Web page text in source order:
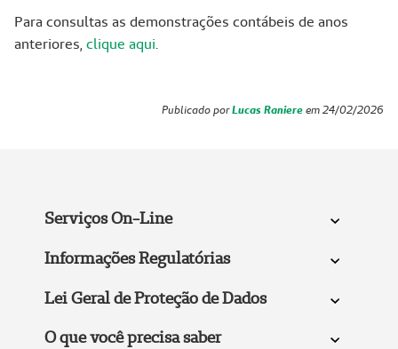
Para consultas as demonstrações contábeis de anos
anteriores, clique aqui.
Publicado porLucas Raniere em 24/02/2026
Serviços On-Line
Informações Regulatórias
Lei Geral de Proteção de Dados
O que você precisa saber